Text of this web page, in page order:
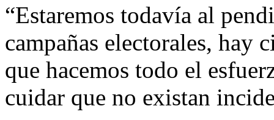
“Estaremos todavía al
campañas electorales, hay
que hacemos todo el
cuidar que no existan